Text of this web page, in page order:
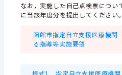
なお，実施した自己点検票につ
に当該年度分を提出してください。
函館市指定自立支援医療機関
る指導等実施要領
様式1 指定自立支援医療機関